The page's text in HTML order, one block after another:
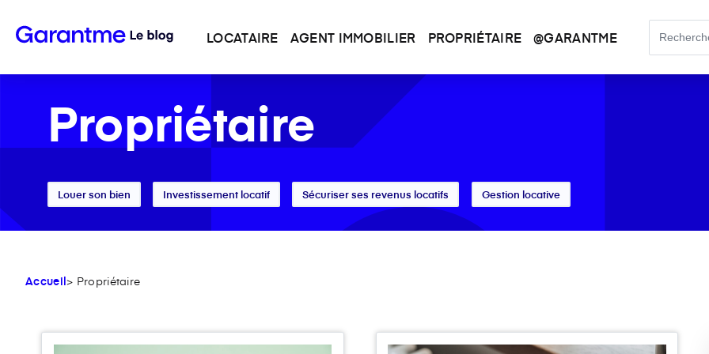
LOCATAIRE AGENT IMMOBILIER PROPRIÉTAIRE @GARANTME
Propriétaire
Louer son bien Investissement locatif Sécuriser ses revenus locatifs Gestion locative
Accueil> Propriétaire